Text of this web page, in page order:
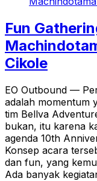
Fun
Cikole
EO Outbound —
adalah momentum
tim Bellva
bukan, itu karena
agenda 10th
Konsep acara
dan fun, yang
Ada banyak